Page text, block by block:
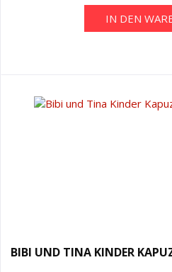
IN DEN
BIBI UND TINA KINDER